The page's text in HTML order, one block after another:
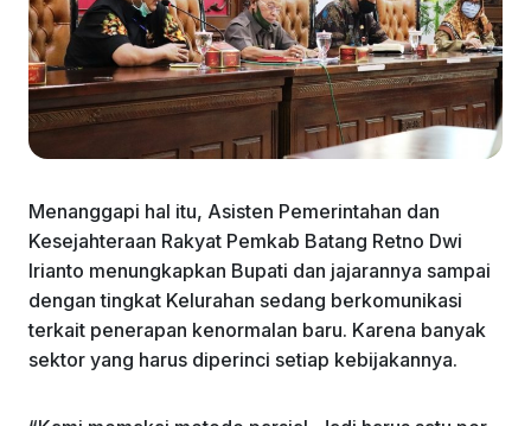
Menanggapi hal itu, Asisten Pemerintahan dan
Kesejahteraan Rakyat Pemkab Batang Retno Dwi
Irianto menungkapkan Bupati dan jajarannya sampai
dengan tingkat Kelurahan sedang berkomunikasi
terkait penerapan kenormalan baru. Karena banyak
sektor yang harus diperinci setiap kebijakannya.